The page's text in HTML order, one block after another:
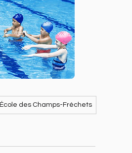
École des Champs-Fréchets